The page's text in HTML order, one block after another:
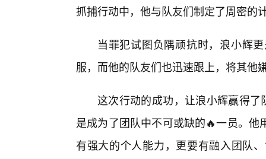
抓捕行动中，他与队友们制定了周密的
当罪犯试图负隅顽抗时，浪小辉
服，而他的队友们也迅速跟上，将其他
这次行动的成功，让浪小辉赢得了
是成为了团队中不可或缺的🔥一员。
有强大的个人能力，更要有融入团队